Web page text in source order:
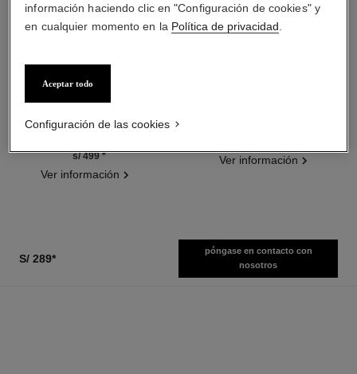
hydra beauty micro sérum
Hidratante Reequilibrante
Reafirmante
Ref. 133325
s/ 499*
Ver información
Ver información
S/ 289*
póngase en contacto con
nosotros
información haciendo clic en "Configuración de cookies" y
en cualquier momento en la Política de privacidad
Aceptar todo
Configuración de las cookies